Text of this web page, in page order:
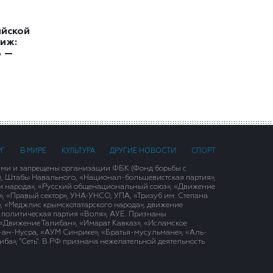
—
В МИРЕ КУЛЬТУРА ДРУГИЕ НОВОСТИ СПОРТ
и запрещены организации ФБК (Фонд борьбы с
Штабы Навального, «Национал-большевистская партия»,
народа», «Русский общенациональный союз», «Движение
«Правый сектор», УНА-УНСО, УПА, «Тризуб им. Степана
крымскотатарского народа», движение
политическая партия «Воля», АУЕ. Признаны
Талибан», «Имарат Кавказ», «Исламское
ан-Нусра, «АУМ Синрике», «Братья-мусульмане», «Аль-
"Сеть". В РФ признана нежелательной деятельность